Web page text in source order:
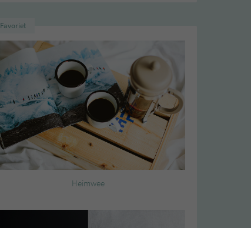
Favoriet
Heimwee